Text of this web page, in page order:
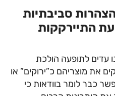
סביבתיות
התיירקקות
עדים לתופעה הולכת
את מוצריהם כ”ירוקים” או
כבר לומר בוודאות כי